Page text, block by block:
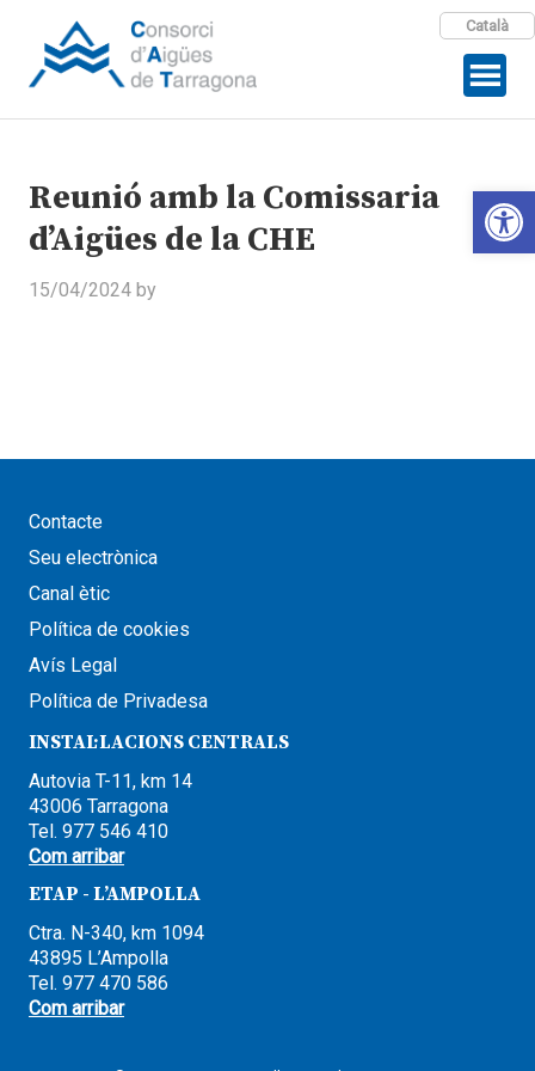
Català
Reunió amb la Comissaria
d’Aigües de la CHE
15/04/2024 by
Contacte
Seu electrònica
Canal ètic
Política de cookies
Avís Legal
Política de Privadesa
INSTAL·LACIONS CENTRALS
Autovia T-11, km 14
43006 Tarragona
Tel. 977 546 410
Com arribar
ETAP - L’AMPOLLA
Ctra. N-340, km 1094
43895 L’Ampolla
Tel. 977 470 586
Com arribar